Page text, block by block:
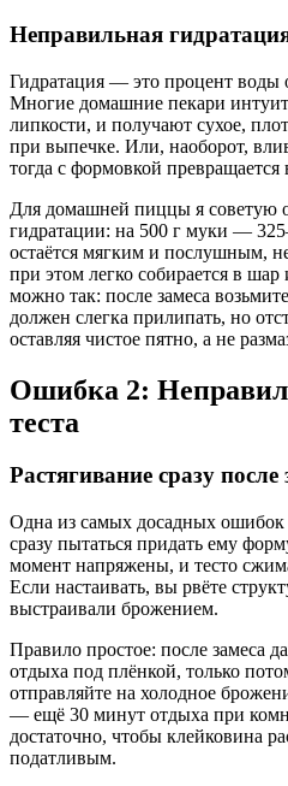
Неправильная
Гидратация — это процент воды
Многие домашние пекари
липкости, и получают сухое,
при выпечке. Или, наоборот,
тогда с формовкой превращается
Для домашней пиццы я советую
гидратации: на 500 г муки —
остаётся мягким и послушным,
при этом легко собирается в шар
можно так: после замеса
должен слегка прилипать, но
оставляя чистое пятно, а не
Ошибка 2:
теста
Растягивание сразу после
Одна из самых досадных ошибок
сразу пытаться придать ему
момент напряжены, и тесто
Если настаивать, вы рвёте
выстраивали брожением.
Правило простое: после замеса
отдыха под плёнкой, только
отправляйте на холодное
— ещё 30 минут отдыха при
достаточно, чтобы клейковина
податливым.